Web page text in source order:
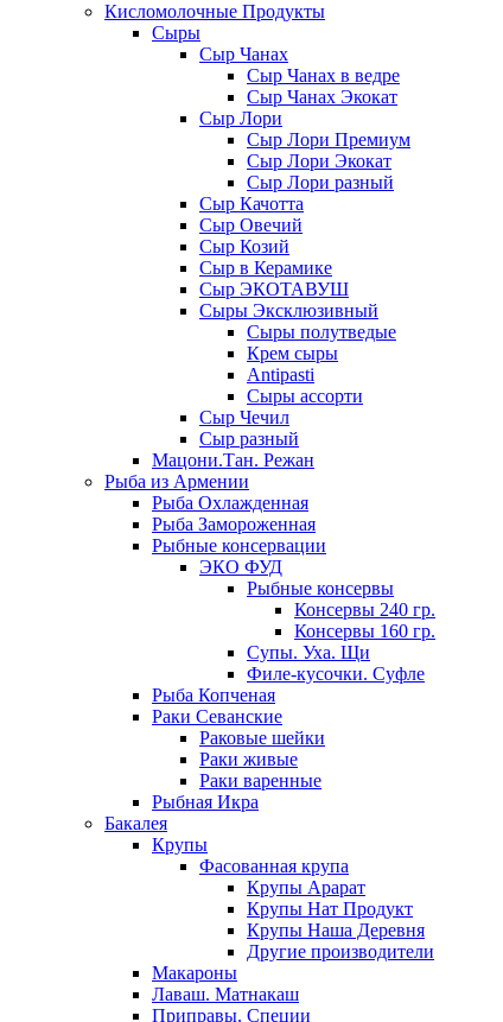
Кисломолочные Продукты
Сыры
Сыр Чанах
Сыр Чанах в ведре
Сыр Чанах Экокат
Сыр Лори
Сыр Лори Премиум
Сыр Лори Экокат
Сыр Лори разный
Сыр Качотта
Сыр Овечий
Сыр Козий
Сыр в Керамике
Сыр ЭКОТАВУШ
Сыры Эксклюзивный
Сыры полутведые
Крем сыры
Antipasti
Сыры ассорти
Сыр Чечил
Сыр разный
Мацони.Тан. Режан
Рыба из Армении
Рыба Охлажденная
Рыба Замороженная
Рыбные консервации
ЭКО ФУД
Рыбные консервы
Консервы 240 гр.
Консервы 160 гр.
Супы. Уха. Щи
Филе-кусочки. Суфле
Рыба Копченая
Раки Севанские
Раковые шейки
Раки живые
Раки варенные
Рыбная Икра
Бакалея
Крупы
Фасованная крупа
Крупы Арарат
Крупы Нат Продукт
Крупы Наша Деревня
Другие производители
Макароны
Лаваш. Матнакаш
Приправы. Специи